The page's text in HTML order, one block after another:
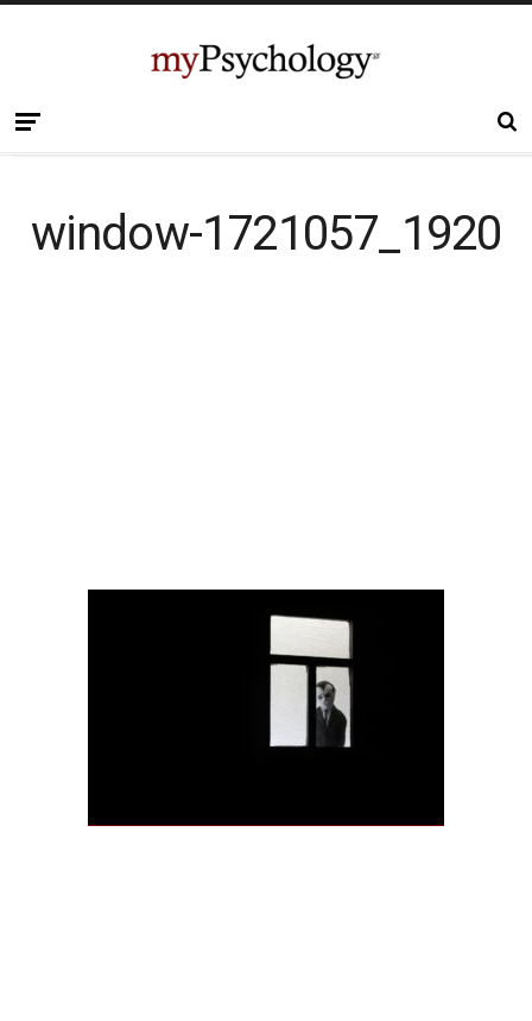
window-1721057_1920